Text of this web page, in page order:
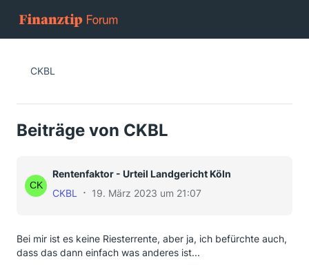
CKBL
Beiträge von CKBL
Rentenfaktor - Urteil Landgericht Köln
CKBL
19. März 2023 um 21:07
Bei mir ist es keine Riesterrente, aber ja, ich befürchte auch,
dass das dann einfach was anderes ist...